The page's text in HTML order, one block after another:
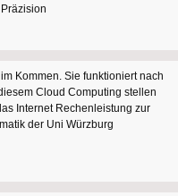
Kommen. Sie funktioniert nach
Cloud Computing stellen
Internet Rechenleistung zur
der Uni Würzburg